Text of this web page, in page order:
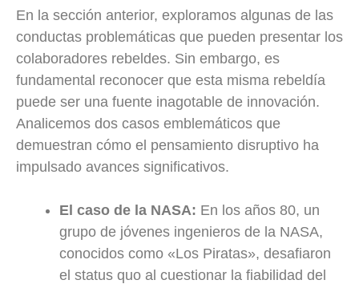
En la sección anterior, exploramos algunas de las
conductas problemáticas que pueden presentar los
colaboradores rebeldes. Sin embargo, es
fundamental reconocer que esta misma rebeldía
puede ser una fuente inagotable de innovación.
Analicemos dos casos emblemáticos que
demuestran cómo el pensamiento disruptivo ha
impulsado avances significativos.
El caso de la NASA: En los años 80, un
grupo de jóvenes ingenieros de la NASA,
conocidos como «Los Piratas», desafiaron
el status quo al cuestionar la fiabilidad del